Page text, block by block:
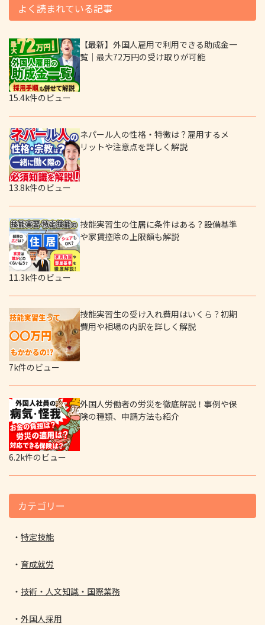
よく読まれている記事
【最新】外国人雇用で利用できる助成金一
覧｜最大72万円の受け取りが可能
15.4k件のビュー
ネパール人の性格・特徴は？雇用するメ
リットや注意点を詳しく解説
13.8k件のビュー
技能実習生の住居に条件はある？設備基準
や家賃控除の上限額も解説
11.3k件のビュー
技能実習生の受け入れ費用はいくら？初期
費用や相場の内訳を詳しく解説
7k件のビュー
外国人労働者の労災を徹底解説！事例や保
険の種類、申請方法も紹介
6.2k件のビュー
カテゴリー
特定技能
育成就労
技術・人文知識・国際業務
外国人採用